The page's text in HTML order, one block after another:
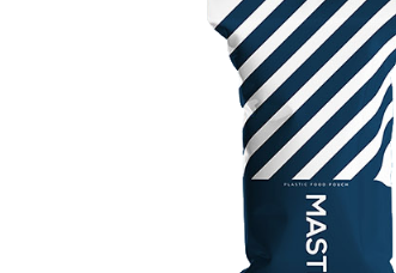
Μηχανήματα-εξοπλισμός
Έτοιμο χειροποίητο gelato